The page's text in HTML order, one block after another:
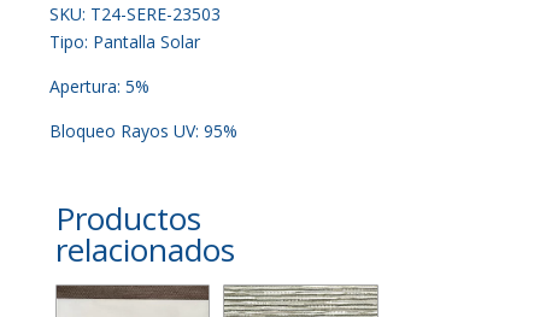
SKU: T24-SERE-23503
Tipo: Pantalla Solar
Apertura: 5%
Bloqueo Rayos UV: 95%
Productos
relacionados